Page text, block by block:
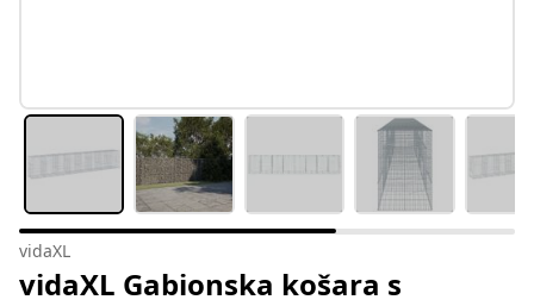
vidaXL
vidaXL Gabionska košara s